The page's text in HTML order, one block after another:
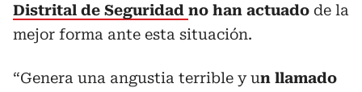
Distrital de Seguridad no han actuado de la
mejor forma ante esta situación.
“Genera una angustia terrible y un llamado